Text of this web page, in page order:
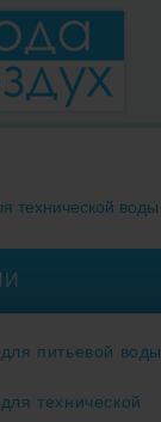
технической воды
питьевой воды
технической